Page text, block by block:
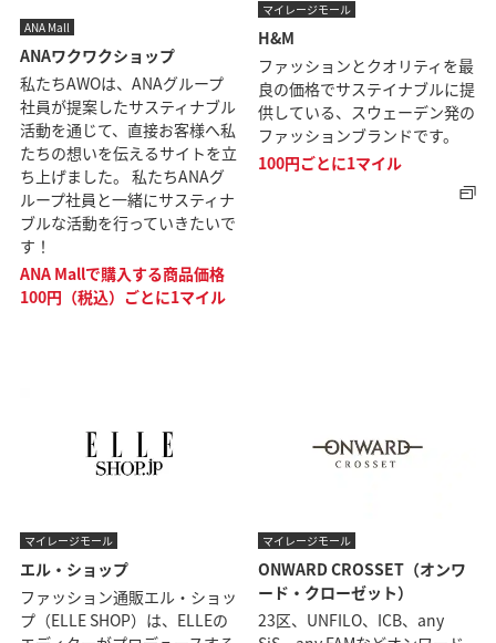
ANA Mall
ANAワクワクショップ
私たちAWOは、ANAグループ
社員が提案したサスティナブル
活動を通じて、直接お客様へ私
たちの想いを伝えるサイトを立
ち上げました。 私たちANAグ
ループ社員と一緒にサスティナ
ブルな活動を行っていきたいで
す！
ANA Mallで購入する商品価格
100円（税込）ごとに1マイル
マイレージモール
H&M
ファッションとクオリティを最
良の価格でサステイナブルに提
供している、スウェーデン発の
ファッションブランドです。
100円ごとに1マイル
マイレージモール
エル・ショップ
ファッション通販エル・ショッ
プ（ELLE SHOP）は、ELLEの
マイレージモール
ONWARD CROSSET（オンワ
ード・クローゼット）
23区、UNFILO、ICB、any